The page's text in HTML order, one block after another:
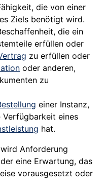
die von einer
Ziels benötigt wird.
die ein
erfüllen oder
zu erfüllen oder
oder anderen,
zu
einer Instanz,
Verfügbarkeit eines
hat.
Anforderung
eine Erwartung, das
vorausgesetzt oder